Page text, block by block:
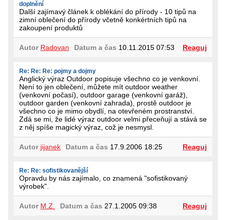
doplnění
Další zajímavý článek k oblékání do přírody - 10 tipů na
zimní oblečení do přírody včetně konkértních tipů na
zakoupení produktů
Autor Radovan Datum a čas 10.11.2015 07:53 Reaguj
Re: Re: Re: pojmy a dojmy
Anglický výraz Outdoor popisuje všechno co je venkovní.
Není to jen oblečení, můžete mít outdoor weather
(venkovní počasí), outdoor garage (venkovní garáž),
outdoor garden (venkovní zahrada), prostě outdoor je
všechno co je mimo obydlí, na otevřeném prostranství.
Zdá se mi, že lidé výraz outdoor velmi přeceňují a stává se
z něj spíše magický výraz, což je nesmysl.
Autor jijanek Datum a čas 17.9.2006 18:25 Reaguj
Re: Re: sofistikovanější
Opravdu by nás zajímalo, co znamená "sofistikovaný
výrobek".
Autor M.Z. Datum a čas 27.1.2005 09:38 Reaguj